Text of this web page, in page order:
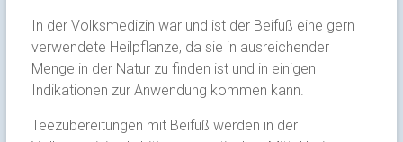
In der Volksmedizin war und ist der Beifuß eine gern
verwendete Heilpflanze, da sie in ausreichender
Menge in der Natur zu finden ist und in einigen
Indikationen zur Anwendung kommen kann.
Teezubereitungen mit Beifuß werden in der